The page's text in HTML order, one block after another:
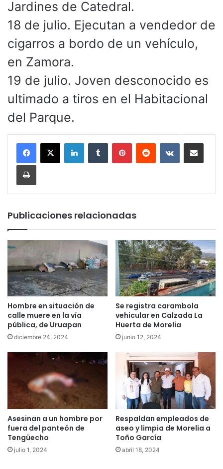
Jardines de Catedral.
18 de julio. Ejecutan a vendedor de
cigarros a bordo de un vehículo,
en Zamora.
19 de julio. Joven desconocido es
ultimado a tiros en el Habitacional
del Parque.
LinkedInTumblr PinterestReddit VKontakteCompartir por
Imprimir
Publicaciones relacionadas
Hombre en situación de
calle muere en la vía
pública, de Uruapan
diciembre 24, 2024
Se registra carambola
vehicular en Calzada La
Huerta de Morelia
junio 12, 2024
Asesinan a un hombre por
fuera del panteón de
Tengüecho
julio 1, 2024
Respaldan empleados de
aseo y limpia de Morelia a
Toño García
abril 18, 2024